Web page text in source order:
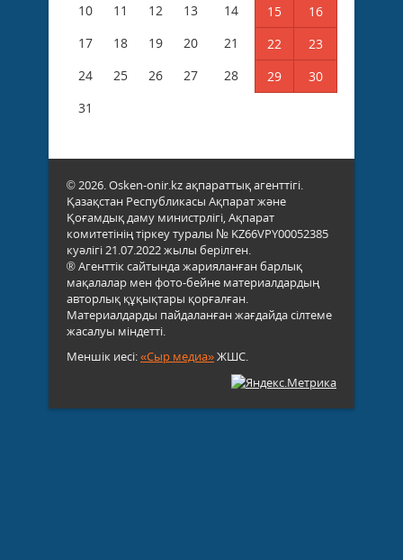
10
11 12 13 14 15
16
17
18 19 20 21 22
23
24
25 26 27 28 29
30
31
© 2026. Osken-onir.kz ақпараттық агенттігі.
Қазақстан Республикасы Ақпарат және
Қоғамдық даму министрлігі, Ақпарат
комитетінің тіркеу туралы № KZ66VPY00052385
куәлігі 21.07.2022 жылы берілген.
® Агенттік сайтында жарияланған барлық
мақалалар мен фото-бейне материалдардың
авторлық құқықтары қорғалған.
Материалдарды пайдаланған жағдайда сілтеме
жасалуы міндетті.
Меншік иесі:«Сыр медиа»ЖШС.